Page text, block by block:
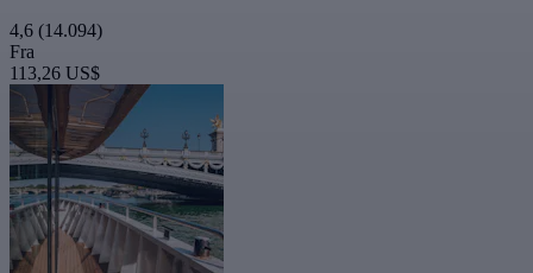
4,6 (14.094)
Fra
113,26 US$